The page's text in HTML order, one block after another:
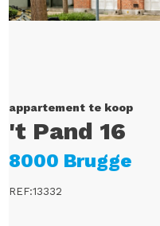
appartement te koop
't Pand 16
8000 Brugge
REF:13332